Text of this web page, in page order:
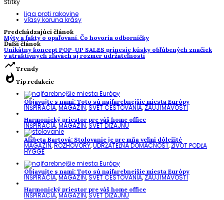
liga proti rakovine
vlasy koruna krásy
Predchádzajúci článok
Mýty a fakty o opaľovaní. Čo hovoria odborníčky
Ďalší článok
Unikátny koncept POP-UP SALES prinesie kúsky obľúbených značiek
v atraktívnych zľavách aj rozmer udržateľnosti
trending_upTrendy
whatshot Tip redakcie
Objavujte s nami: Toto sú najfarebnejšie miesta Európy
INŠPIRÁCIA,MAGAZÍN,SVET CESTOVANIA,ZAUJÍMAVOSTI
Harmonický priestor pre váš home office
INŠPIRÁCIA,MAGAZÍN,SVET DIZAJNU
Alžbeta Bartová: Stolovanie je pre mňa veľmi dôležité
MAGAZÍN,ROZHOVORY,UDRŽATEĽNÁ DOMÁCNOSŤ,ŽIVOT PODĽA
HYGGE
Objavujte s nami: Toto sú najfarebnejšie miesta Európy
INŠPIRÁCIA,MAGAZÍN,SVET CESTOVANIA,ZAUJÍMAVOSTI
Harmonický priestor pre váš home office
INŠPIRÁCIA,MAGAZÍN,SVET DIZAJNU